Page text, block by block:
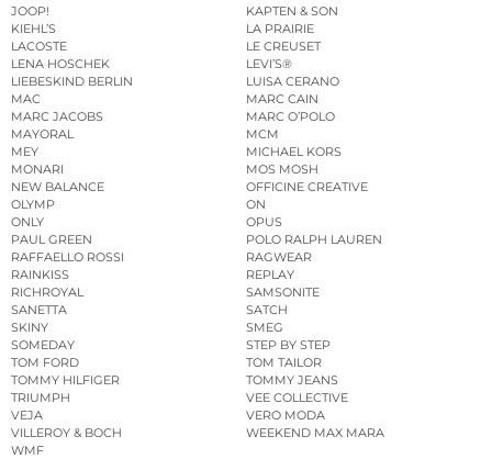
JOOP!
KAPTEN & SON
KIEHL’S
LA PRAIRIE
LACOSTE
LE CREUSET
LENA HOSCHEK
LEVI’S®
LIEBESKIND BERLIN
LUISA CERANO
MAC
MARC CAIN
MARC JACOBS
MARC O’POLO
MAYORAL
MCM
MEY
MICHAEL KORS
MONARI
MOS MOSH
NEW BALANCE
OFFICINE CREATIVE
OLYMP
ON
ONLY
OPUS
PAUL GREEN
POLO RALPH LAUREN
RAFFAELLO ROSSI
RAGWEAR
RAINKISS
REPLAY
RICHROYAL
SAMSONITE
SANETTA
SATCH
SKINY
SMEG
SOMEDAY
STEP BY STEP
TOM FORD
TOM TAILOR
TOMMY HILFIGER
TOMMY JEANS
TRIUMPH
VEE COLLECTIVE
VEJA
VERO MODA
VILLEROY & BOCH
WEEKEND MAX MARA
WMF